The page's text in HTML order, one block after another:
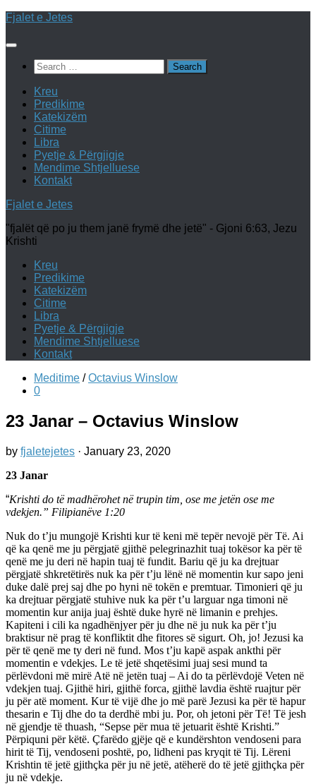
Skip
content
Fjalet e Jetes
Search
for:
Kreu
Predikime
Katekizëm
Citime
Libra
Pyetje & Përgjigje
Mendime Shtjelluese
Kontakt
Fjalet e Jetes
"fjalët që po ju them janë frymë dhe jetë" - Gjoni 6:63, Jezu
Krishti
Kreu
Predikime
Katekizëm
Citime
Libra
Pyetje & Përgjigje
Mendime Shtjelluese
Kontakt
Meditime / Octavius Winslow
0
23 Janar – Octavius Winslow
by fjaletejetes · January 23, 2020
23 Janar
“Krishti do të madhërohet në trupin tim, ose me jetën ose me
vdekjen.” ‭‭Filipianëve‬ ‭1:20‬
Nuk do t’ju mungojë Krishti kur të keni më tepër nevojë për Të. Ai
që ka qenë me ju përgjatë gjithë pelegrinazhit tuaj tokësor ka për të
qenë me ju deri në hapin tuaj të fundit. Bariu që ju ka drejtuar
përgjatë shkretëtirës nuk ka për t’ju lënë në momentin kur sapo jeni
duke dalë prej saj dhe po hyni në tokën e premtuar. Timonieri që ju
ka drejtuar përgjatë stuhive nuk ka për t’u larguar nga timoni në
momentin kur anija juaj është duke hyrë në limanin e prehjes.
Kapiteni i cili ka ngadhënjyer për ju dhe në ju nuk ka për t’ju
braktisur në prag të konfliktit dhe fitores së sigurt. Oh, jo! Jezusi ka
për të qenë me ty deri në fund. Mos t’ju kapë aspak ankthi për
momentin e vdekjes. Le të jetë shqetësimi juaj sesi mund ta
përlëvdoni më mirë Atë në jetën tuaj – Ai do ta përlëvdojë Veten në
vdekjen tuaj. Gjithë hiri, gjithë forca, gjithë lavdia është ruajtur për
ju për atë moment. Kur të vijë dhe jo më parë Jezusi ka për të hapur
thesarin e Tij dhe do ta derdhë mbi ju. Por, oh jetoni për Të! Të jesh
në gjendje të thuash, “Sepse për mua të jetuarit është Krishti.”
Përpiquni për këtë. Çfarëdo gjëje që e kundërshton vendoseni para
hirit të Tij, vendoseni poshtë, po, lidheni pas kryqit të Tij. Lëreni
Krishtin të jetë gjithçka për ju në jetë, atëherë do të jetë gjithçka për
ju në vdekje.